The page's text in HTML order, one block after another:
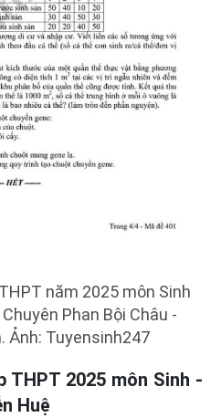
năm 2025 môn Sinh
Phan Bội Châu -
Ảnh: Tuyensinh247
2025 môn Sinh -
Huệ